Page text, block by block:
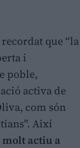
recordat que “la
i
poble,
activa de
com són
Així
molt actiu a